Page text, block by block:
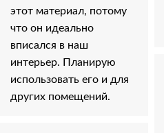
этот материал, потому
что он идеально
вписался в наш
интерьер. Планирую
использовать его и для
других помещений.